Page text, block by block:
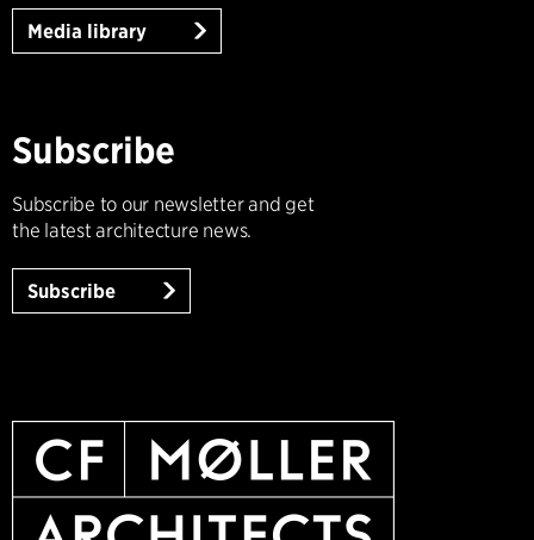
Media library
Subscribe
Subscribe to our newsletter and get
the latest architecture news.
Subscribe